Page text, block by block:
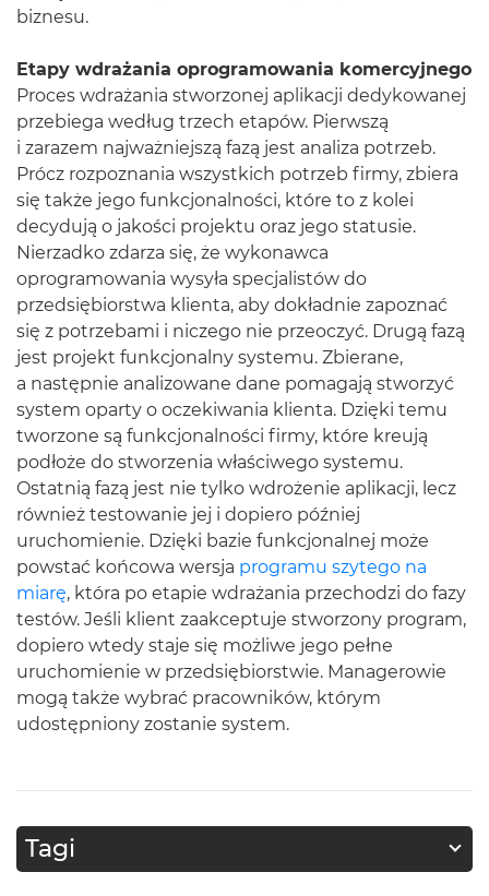
biznesu.
Etapy wdrażania oprogramowania komercyjnego
Proces wdrażania stworzonej aplikacji dedykowanej
przebiega według trzech etapów. Pierwszą
i zarazem najważniejszą fazą jest analiza potrzeb.
Prócz rozpoznania wszystkich potrzeb firmy, zbiera
się także jego funkcjonalności, które to z kolei
decydują o jakości projektu oraz jego statusie.
Nierzadko zdarza się, że wykonawca
oprogramowania wysyła specjalistów do
przedsiębiorstwa klienta, aby dokładnie zapoznać
się z potrzebami i niczego nie przeoczyć. Drugą fazą
jest projekt funkcjonalny systemu. Zbierane,
a następnie analizowane dane pomagają stworzyć
system oparty o oczekiwania klienta. Dzięki temu
tworzone są funkcjonalności firmy, które kreują
podłoże do stworzenia właściwego systemu.
Ostatnią fazą jest nie tylko wdrożenie aplikacji, lecz
również testowanie jej i dopiero później
uruchomienie. Dzięki bazie funkcjonalnej może
powstać końcowa wersja programu szytego na
miarę, która po etapie wdrażania przechodzi do fazy
testów. Jeśli klient zaakceptuje stworzony program,
dopiero wtedy staje się możliwe jego pełne
uruchomienie w przedsiębiorstwie. Managerowie
mogą także wybrać pracowników, którym
udostępniony zostanie system.
Tagi